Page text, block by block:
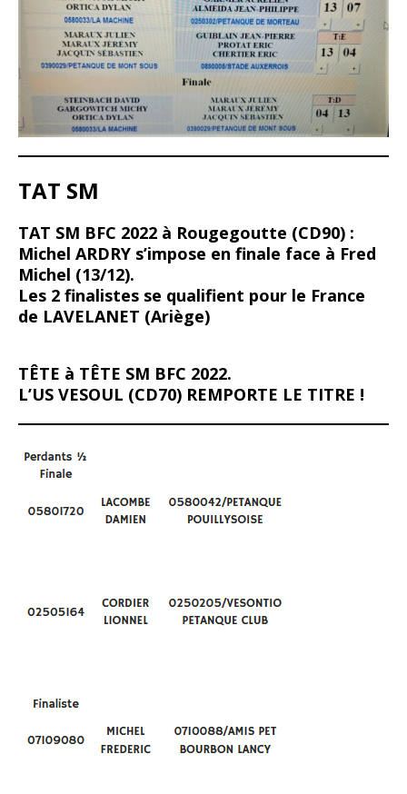
TAT SM
TAT SM BFC 2022 à Rougegoutte (CD90) :
Michel ARDRY s’impose en finale face à Fred
Michel (13/12).
Les 2 finalistes se qualifient pour le France
de LAVELANET (Ariège)
TÊTE à TÊTE SM BFC 2022.
L’US VESOUL (CD70) REMPORTE LE TITRE !